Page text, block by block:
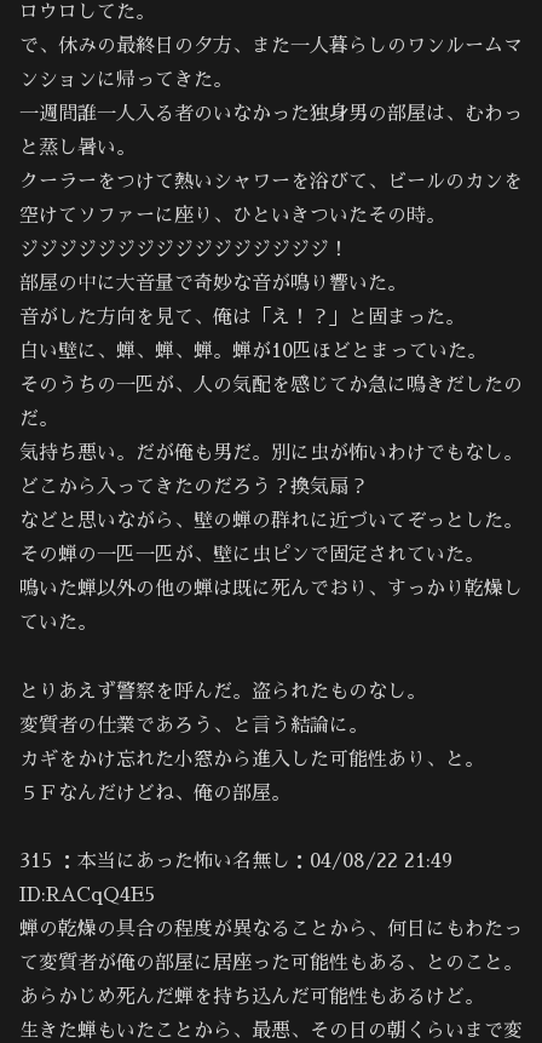
ロウロしてた。
で、休みの最終日の夕方、また一人暮らしのワンルームマ
ンションに帰ってきた。
一週間誰一人入る者のいなかった独身男の部屋は、むわっ
と蒸し暑い。
クーラーをつけて熱いシャワーを浴びて、ビールのカンを
空けてソファーに座り、ひといきついたその時。
ジジジジジジジジジジジジジジジジ！
部屋の中に大音量で奇妙な音が鳴り響いた。
音がした方向を見て、俺は「え！？」と固まった。
白い壁に、蝉、蝉、蝉。蝉が10匹ほどとまっていた。
そのうちの一匹が、人の気配を感じてか急に鳴きだしたの
だ。
気持ち悪い。だが俺も男だ。別に虫が怖いわけでもなし。
どこから入ってきたのだろう？換気扇？
などと思いながら、壁の蝉の群れに近づいてぞっとした。
その蝉の一匹一匹が、壁に虫ピンで固定されていた。
鳴いた蝉以外の他の蝉は既に死んでおり、すっかり乾燥し
ていた。
とりあえず警察を呼んだ。盗られたものなし。
変質者の仕業であろう、と言う結論に。
カギをかけ忘れた小窓から進入した可能性あり、と。
５Ｆなんだけどね、俺の部屋。
315 ：本当にあった怖い名無し：04/08/22 21:49
ID:RACqQ4E5
蝉の乾燥の具合の程度が異なることから、何日にもわたっ
て変質者が俺の部屋に居座った可能性もある、とのこと。
あらかじめ死んだ蝉を持ち込んだ可能性もあるけど。
生きた蝉もいたことから、最悪、その日の朝くらいまで変